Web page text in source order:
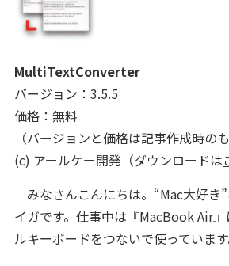
MultiTextConverter
バージョン：3.5.5
価格：無料
（バージョンと価格は記事作成時のも
(c) アールケー開発（ダウンロードは
みなさんこんにちは。“Mac大好き
イガです。仕事中は『MacBook Air
ルキーボードをつないで使っています